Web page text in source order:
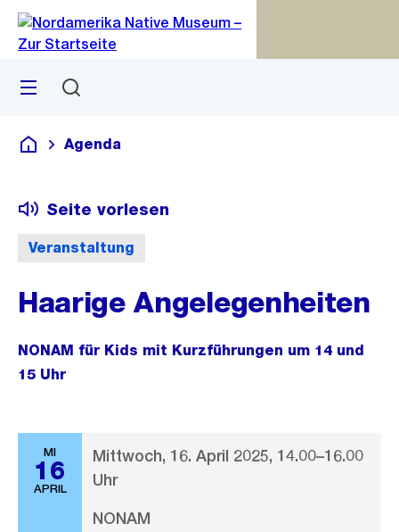
Navigation
Sprunglink
Menü
Deutsch
Agenda
Veranstaltung
Seite vorlesen
Haarige Angelegenheiten
NONAM für Kids mit Kurzführungen um 14 und
15 Uhr
MI
16
APRIL
Mittwoch, 16. April 2025, 14.00–16.00
Uhr
NONAM